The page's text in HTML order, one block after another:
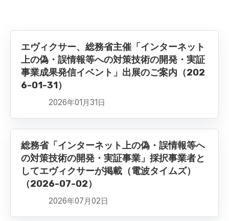
エヴィクサー、総務省主催「インターネット
上の偽・誤情報等への対策技術の開発・実証
事業成果発信イベント」出展のご案内（202
6-01-31）
2026年01月31日
総務省「インターネット上の偽・誤情報等へ
の対策技術の開発・実証事業」採択事業者と
してエヴィクサーが掲載（電波タイムズ）
（2026-07-02）
2026年07月02日